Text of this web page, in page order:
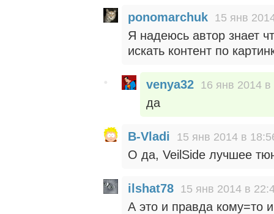
ponomarchuk 15 янв
Я надеюсь автор знает
искать контент по
venya32 16 янв 2014 в
да
B-Vladi 15 янв 2014 в
О да, VeilSide лучшее
ilshat78 15 янв 2014 в
А это и правда кому=то